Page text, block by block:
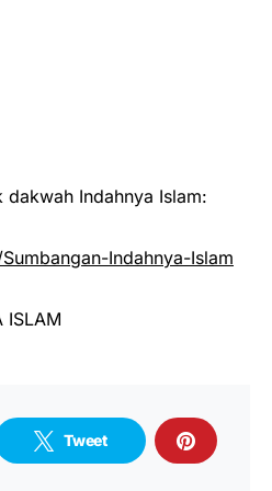
dakwah Indahnya Islam:
Indahnya-Islam
ISLAM
Tweet